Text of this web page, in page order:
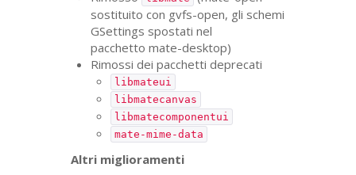
sostituito con gvfs-open, gli schemi
GSettings spostati nel
pacchetto mate-desktop)
Rimossi dei pacchetti deprecati
libmateui
libmatecanvas
libmatecomponentui
mate-mime-data
Altri miglioramenti